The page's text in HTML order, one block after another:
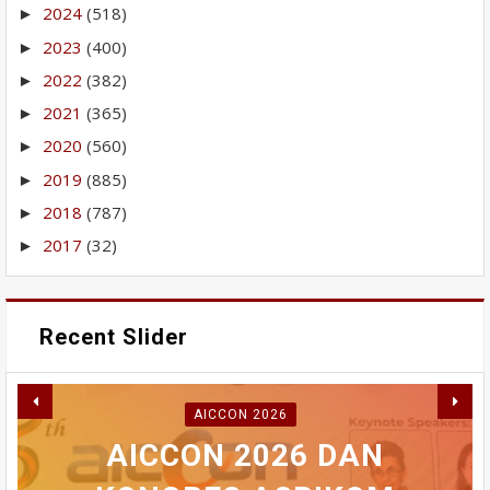
► 2024 (518)
► 2023 (400)
► 2022 (382)
► 2021 (365)
► 2020 (560)
► 2019 (885)
► 2018 (787)
► 2017 (32)
Recent Slider
PERBAIKAN IPA GUNUNG
AICCON 2026
AICCON 2026 DAN
RABU INI MAHASISWA
AKAN BERDEMONSTRASI
WAKO FADLY AMRAN